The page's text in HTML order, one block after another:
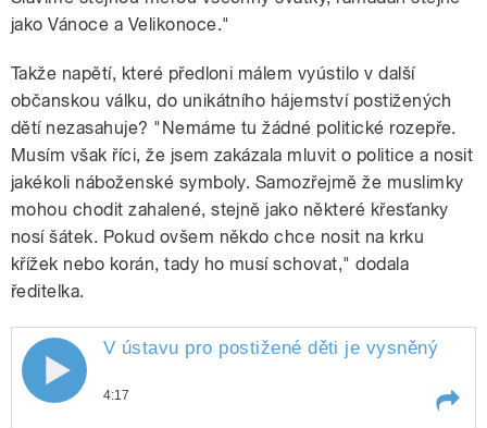
jako Vánoce a Velikonoce."
Takže napětí, které předloni málem vyústilo v další
občanskou válku, do unikátního hájemství postižených
dětí nezasahuje? "Nemáme tu žádné politické rozepře.
Musím však říci, že jsem zakázala mluvit o politice a nosit
jakékoli náboženské symboly. Samozřejmě že muslimky
mohou chodit zahalené, stejně jako některé křesťanky
nosí šátek. Pokud ovšem někdo chce nosit na krku
křížek nebo korán, tady ho musí schovat," dodala
ředitelka.
V ústavu pro postižené děti je vysněný
4:17